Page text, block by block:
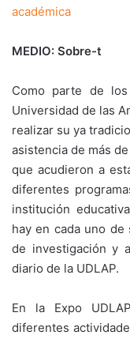
académica
MEDIO: Sobre-t
Como parte de
Universidad de las
realizar su ya
asistencia de más
que acudieron a
diferentes
institución
hay en cada uno
de investigación y
diario de la UDLAP.
En la Expo
diferentes